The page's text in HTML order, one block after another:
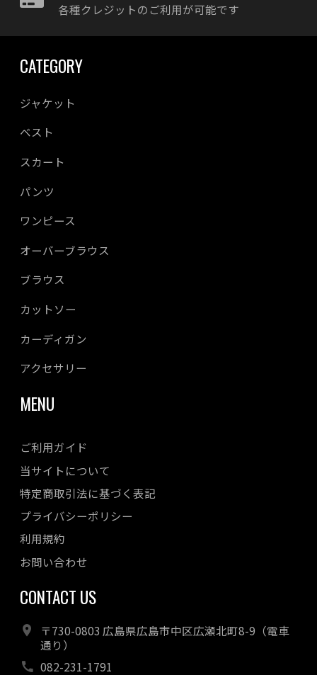
各種クレジットのご利用が可能です
CATEGORY
ジャケット
ベスト
スカート
パンツ
ワンピース
オーバーブラウス
ブラウス
カットソー
カーディガン
アクセサリー
MENU
ご利用ガイド
当サイトについて
特定商取引法に基づく表記
プライバシーポリシー
利用規約
お問い合わせ
CONTACT US
〒730-0803 広島県広島市中区広瀬北町8-9（電車
通り）
082-231-1791